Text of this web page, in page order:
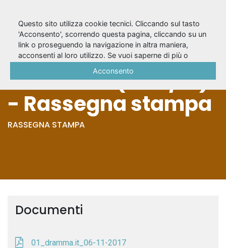
Le baruffe
chiozzotte (2017/18)
- Rassegna stampa
RASSEGNA STAMPA
Documenti
01_dramma.it_06-11-2017
Questo sito utilizza cookie tecnici. Cliccando sul tasto
'Acconsento', scorrendo questa pagina, cliccando su un
link o proseguendo la navigazione in altra maniera,
acconsenti al loro utilizzo. Se vuoi saperne di più o
Acconsento